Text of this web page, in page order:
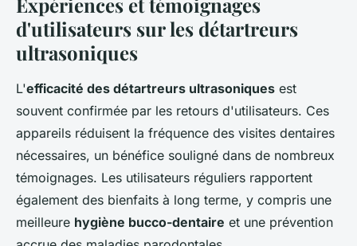
d'utilisateurs sur les détartreurs
ultrasoniques
L'efficacité des détartreurs ultrasoniques est
souvent confirmée par les retours d'utilisateurs. Ces
appareils réduisent la fréquence des visites dentaires
nécessaires, un bénéfice souligné dans de nombreux
témoignages. Les utilisateurs réguliers rapportent
également des bienfaits à long terme, y compris une
meilleure hygiène bucco-dentaire et une prévention